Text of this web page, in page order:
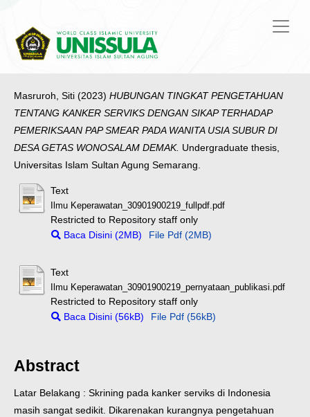
Masruroh, Siti (2023) HUBUNGAN TINGKAT PENGETAHUAN
TENTANG KANKER SERVIKS DENGAN SIKAP TERHADAP
PEMERIKSAAN PAP SMEAR PADA WANITA USIA SUBUR DI
DESA GETAS WONOSALAM DEMAK. Undergraduate thesis,
Universitas Islam Sultan Agung Semarang.
Text
Ilmu Keperawatan_30901900219_fullpdf.pdf
Restricted to Repository staff only
Baca Disini (2MB)
File Pdf (2MB)
Text
Ilmu Keperawatan_30901900219_pernyataan_publikasi.pdf
Restricted to Repository staff only
Baca Disini (56kB)
File Pdf (56kB)
Abstract
Latar Belakang : Skrining pada kanker serviks di Indonesia
masih sangat sedikit. Dikarenakan kurangnya pengetahuan